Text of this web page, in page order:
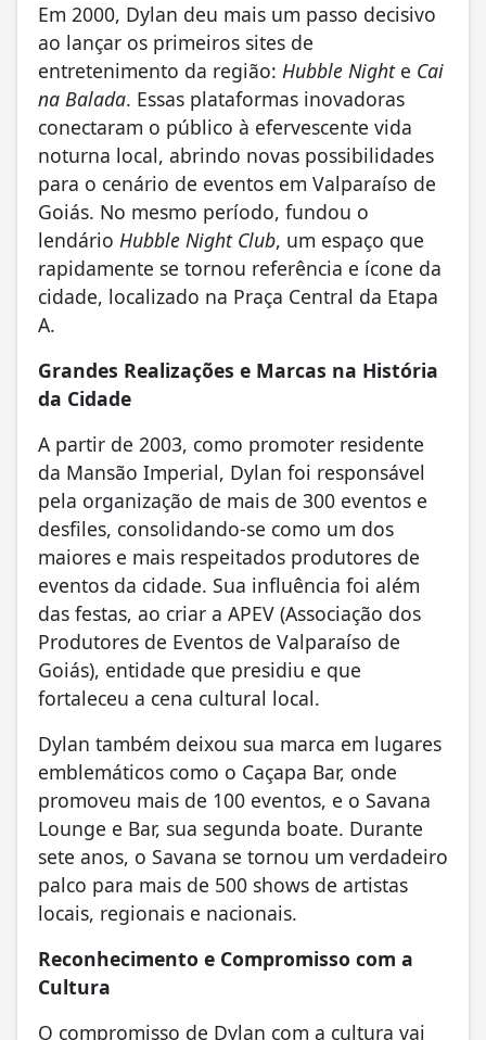
Em 2000, Dylan deu mais um passo decisivo
ao lançar os primeiros sites de
entretenimento da região: Hubble Nighte Cai
na Balada. Essas plataformas inovadoras
conectaram o público à efervescente vida
noturna local, abrindo novas possibilidades
para o cenário de eventos em Valparaíso de
Goiás. No mesmo período, fundou o
lendário Hubble Night Club, um espaço que
rapidamente se tornou referência e ícone da
cidade, localizado na Praça Central da Etapa
A.
Grandes Realizações e Marcas na História
da Cidade
A partir de 2003, como promoter residente
da Mansão Imperial, Dylan foi responsável
pela organização de mais de 300 eventos e
desfiles, consolidando-se como um dos
maiores e mais respeitados produtores de
eventos da cidade. Sua influência foi além
das festas, ao criar a APEV (Associação dos
Produtores de Eventos de Valparaíso de
Goiás), entidade que presidiu e que
fortaleceu a cena cultural local.
Dylan também deixou sua marca em lugares
emblemáticos como o Caçapa Bar, onde
promoveu mais de 100 eventos, e o Savana
Lounge e Bar, sua segunda boate. Durante
sete anos, o Savana se tornou um verdadeiro
palco para mais de 500 shows de artistas
locais, regionais e nacionais.
Reconhecimento e Compromisso com a
Cultura
O compromisso de Dylan com a cultura vai